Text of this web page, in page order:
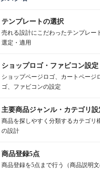
テンプレートの選択
売れる設計にこだわったテンプレー
選定・適用
ショップロゴ・ファビコン設定
ショップページロゴ、カートページ
ゴ、ファビコンの設定
主要商品ジャンル・カテゴリ設
商品を探しやすく分類するカテゴリ
の設計
商品登録5点
商品登録を5点まで行う（商品説明